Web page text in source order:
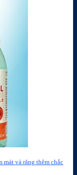
mát và răng thêm chắc